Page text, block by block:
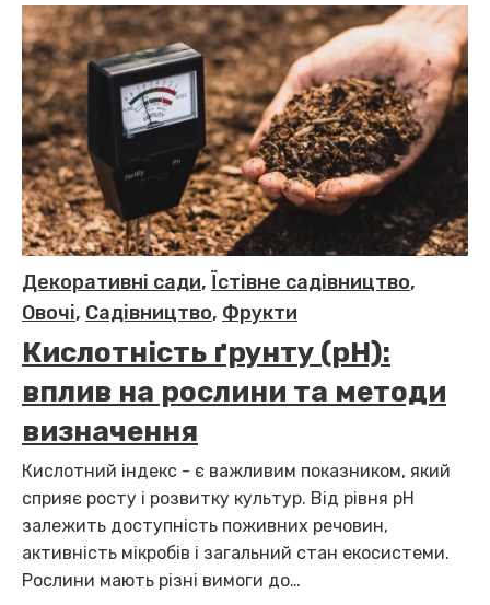
Декоративні сади, Їстівне садівництво,
Овочі, Садівництво, Фрукти
Кислотність ґрунту (pH):
вплив на рослини та методи
визначення
Кислотний індекс - є важливим показником, який
сприяє росту і розвитку культур. Від рівня pH
залежить доступність поживних речовин,
активність мікробів і загальний стан екосистеми.
Рослини мають різні вимоги до…